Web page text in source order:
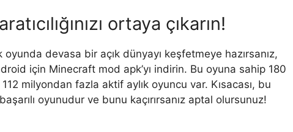
ortaya çıkarın!
devasa bir açık dünyayı keşfetmeye hazırsanız,
için Minecraft mod apk’yı indirin. Bu oyuna sahip 180
milyondan fazla aktif aylık oyuncu var. Kısacası, bu
oyunudur ve bunu kaçırırsanız aptal olursunuz!